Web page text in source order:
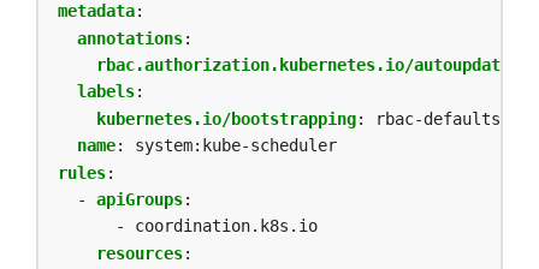
metadata:
annotations:
rbac.authorization.kubernetes.io/autoupdate
labels:
kubernetes.io/bootstrapping:
rbac-defaults
name:
system:kube-scheduler
rules:
- apiGroups:
- coordination.k8s.io
resources: